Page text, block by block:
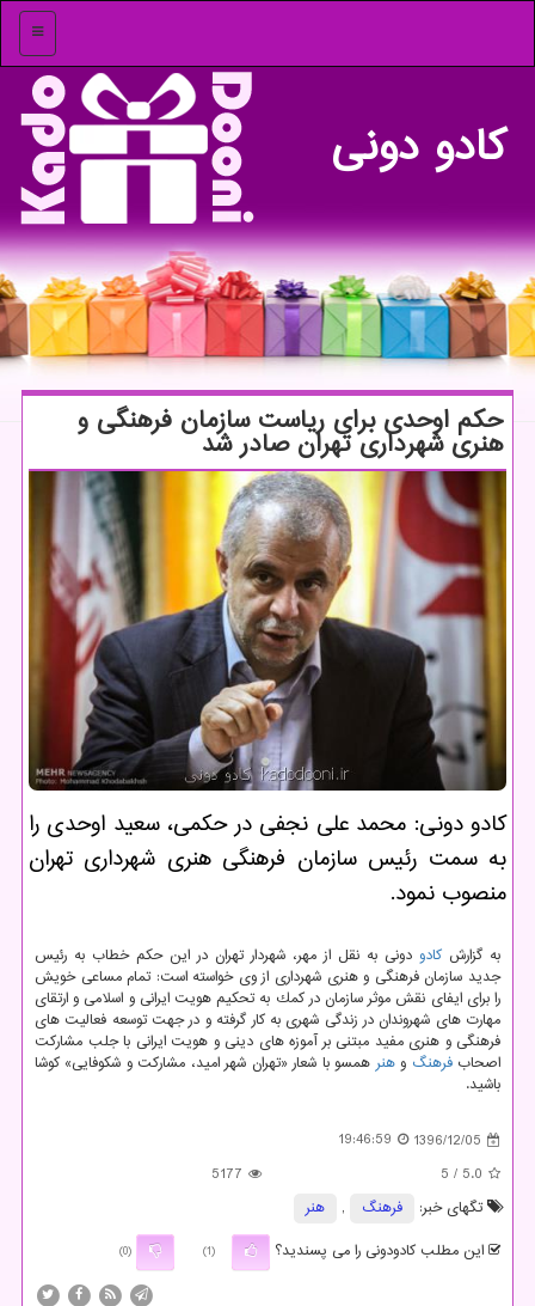
منو
كادو دونی
حكم اوحدی برای ریاست سازمان فرهنگی و
هنری شهرداری تهران صادر شد
كادو دونی: محمد علی نجفی در حكمی، سعید اوحدی را
به سمت رئیس سازمان فرهنگی هنری شهرداری تهران
منصوب نمود.
به گزارش كادو دونی به نقل از مهر، شهردار تهران در این حكم خطاب به رئیس
جدید سازمان فرهنگی و هنری شهرداری از وی خواسته است: تمام مساعی خویش
را برای ایفای نقش موثر سازمان در كمك به تحكیم هویت ایرانی و اسلامی و ارتقای
مهارت های شهروندان در زندگی شهری به كار گرفته و در جهت توسعه فعالیت های
فرهنگی و هنری مفید مبتنی بر آموزه های دینی و هویت ایرانی با جلب مشاركت
اصحابفرهنگ وهنرهمسو با شعار «تهران شهر امید، مشاركت و شكوفایی» كوشا
باشید.
1396/12/05
19:46:59
5.0
/ 5
5177
تگهای خبر:
فرهنگ ,
هنر
این مطلب کادودونی را می پسندید؟
(1)
(0)